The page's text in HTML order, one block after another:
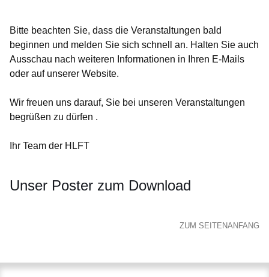
Bitte beachten Sie, dass die Veranstaltungen bald
beginnen und melden Sie sich schnell an. Halten Sie auch
Ausschau nach weiteren Informationen in Ihren E-Mails
oder auf unserer Website.
Wir freuen uns darauf, Sie bei unseren Veranstaltungen
begrüßen zu dürfen .
Ihr Team der HLFT
Unser Poster zum Download
ZUM SEITENANFANG